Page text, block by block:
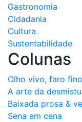
Gastronomia
Cidadania
Cultura
Sustentabilidade
Colunas
Olho vivo, faro fino
A arte da
Baixada prosa &
Sena em cena